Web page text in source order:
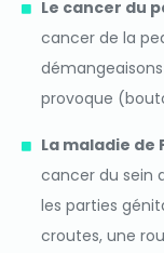
Le cancer du
cancer de la
démangeaisons
provoque
La maladie
cancer du sein
les parties
croutes, une